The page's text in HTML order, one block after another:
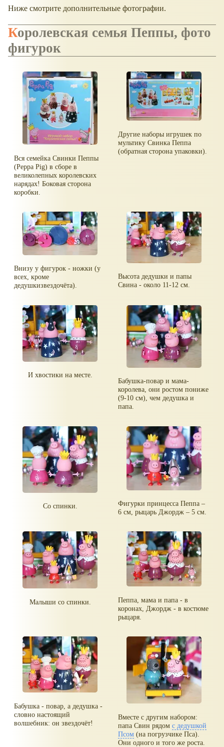
Ниже смотрите дополнительные фотографии.
Королевская семья Пеппы, фото
фигурок
Вся семейка Свинки Пеппы
(Peppa Pig) в сборе в
великолепных королевских
нарядах! Боковая сторона
коробки.
Другие наборы игрушек по
мультику Свинка Пеппа
(обратная сторона упаковки).
Внизу у фигурок - ножки (у
всех, кроме
дедушкизвездочёта).
Высота дедушки и папы
Свина - около 11-12 см.
И хвостики на месте.
Бабушка-повар и мама-
королева, они ростом пониже
(9-10 см), чем дедушка и
папа.
Со спинки.
Фигурки принцесса Пеппа –
6 см, рыцарь Джордж – 5 см.
Малыши со спинки.
Пеппа, мама и папа - в
коронах, Джордж - в костюме
рыцаря.
Бабушка - повар, а дедушка -
словно настоящий
волшебник: он звездочёт!
Вместе с другим набором:
папа Свин рядомс дедушкой
Псом (на погрузчике Пса).
Они одного и того же роста.